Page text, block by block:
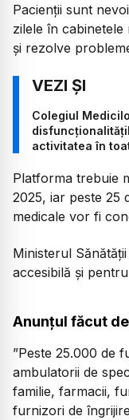
Pacienții sunt
zilele în cabinetele
și rezolve
Colegiul
activitatea în
Platforma trebuie
2025, iar peste 25
medicale vor fi
Ministerul
accesibilă și
Anunțul făcut
”Peste 25.000 de
ambulatorii de
familie, farmacii,
furnizori de